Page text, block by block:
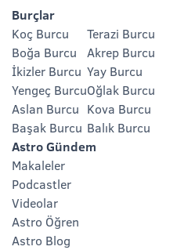
Burçlar
Koç Burcu
Boğa Burcu
İkizler Burcu
Yengeç Burcu
Aslan Burcu
Başak Burcu
Terazi Burcu
Akrep Burcu
Yay Burcu
Oğlak Burcu
Kova Burcu
Balık Burcu
Astro Gündem
Makaleler
Podcastler
Videolar
Astro Öğren
Astro Blog